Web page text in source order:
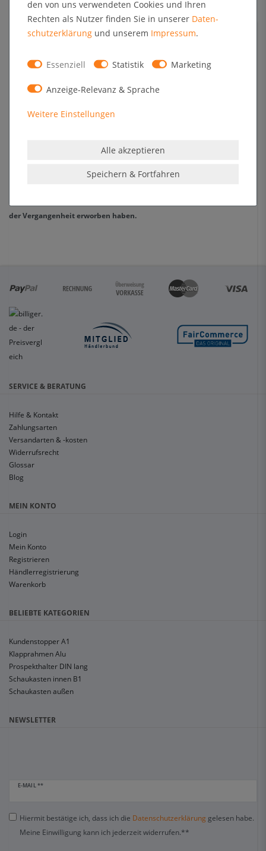
0
0
0
Melden Sie sich an, um eine Kundenrezension zu verfassen.
Die Echtheit der Kundenrezensionen wird dadurch sichergestellt,
der Vergangenheit erworben haben.
SERVICE & BERATUNG
Hilfe & Kontakt
Zahlungsarten
Versandarten & -kosten
Widerrufsrecht
Glossar
Blog
MEIN KONTO
Login
Mein Konto
Registrieren
Händlerregistrierung
Warenkorb
BELIEBTE KATEGORIEN
Kundenstopper A1
Klapprahmen Alu
Prospekthalter DIN lang
Schaukasten innen B1
Schaukasten außen
NEWSLETTER
E-MAIL **
Hiermit bestätige ich, dass ich die Daten­schutz­erklärung gelesen habe.
Meine Einwilligung kann ich jederzeit widerrufen.**
den von uns verwendeten Cookies und Ihren
Rechten als Nutzer finden Sie in unserer Daten­
schutz­erklärung und unserem Impressum.
Essenziell Statistik Marketing
Anzeige-Relevanz & Sprache
Weitere Einstellungen
Alle akzeptieren
Speichern & Fortfahren